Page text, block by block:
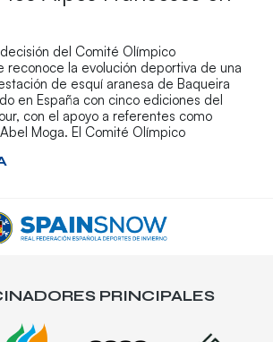
del Comité Olímpico
reconoce la evolución deportiva de una
de esquí aranesa de Baqueira
en España con cinco ediciones del
con el apoyo a referentes como
Moga. El Comité Olímpico
PRINCIPALES